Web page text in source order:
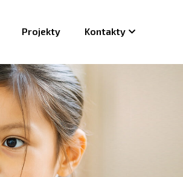
Projekty Kontakty